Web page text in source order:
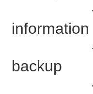
-
information
-
backup
-